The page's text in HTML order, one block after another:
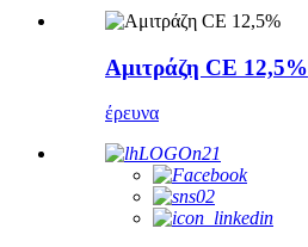
Αμιτράζη CE 12,5%
έρευνα